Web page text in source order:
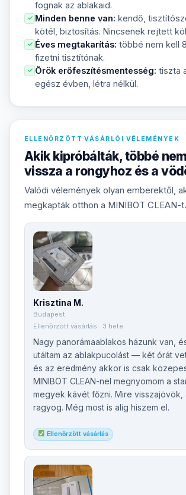
fognak az ablakaid.
✓ Minden benne van: kendő,
kötél, biztosítás. Nincsenek rejtett
✓ Éves megtakarítás: többé nem kell
fizetni tisztítónak.
✓ Örök erőfeszítésmentesség: tiszta
egész évben, létra nélkül.
ELLENŐRZÖTT VÁSÁRLÓI VÉLEMÉNYEK
Akik kipróbálták, többé
vissza a rongyhoz és a
Valódi vélemények olyan emberektől,
megkapták otthon a MINIBOT CLEAN-t.
Krisztina M.
Budapest
Ellenőrzött vásárlás · 3 hete
Nagy panorámaablakos házunk van,
utáltam az ablakpucolást — két órát
és az eredmény akkor is csak
MINIBOT CLEAN-nel megnyomom a
megyek kávét főzni. Mire visszajövök,
ragyog. Még most is alig hiszem el.
Ellenőrzött vásárlás